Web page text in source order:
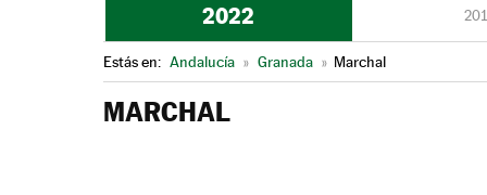
2022
Estás en: Andalucía » Granada » Marchal
MARCHAL